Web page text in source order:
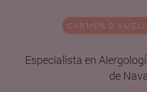
CARMEN
Especialista en
de